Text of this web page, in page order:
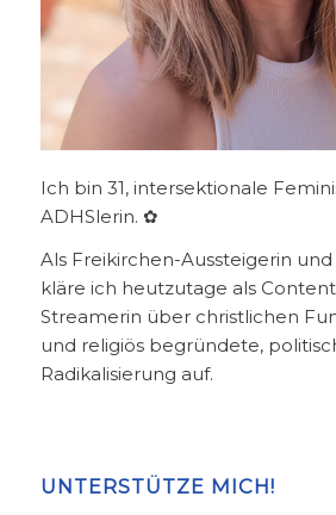
Ich bin 31, intersektionale
ADHSlerin. ✿
Als Freikirchen-Aussteigerin
kläre ich heutzutage als
Streamerin über christlichen
und religiös begründete,
Radikalisierung auf.
UNTERSTÜTZE MICH!